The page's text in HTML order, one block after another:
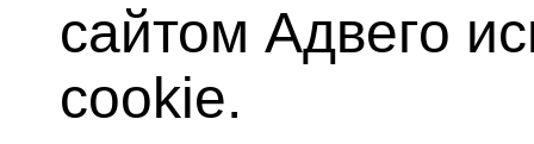
сайтом Адвего
cookie.